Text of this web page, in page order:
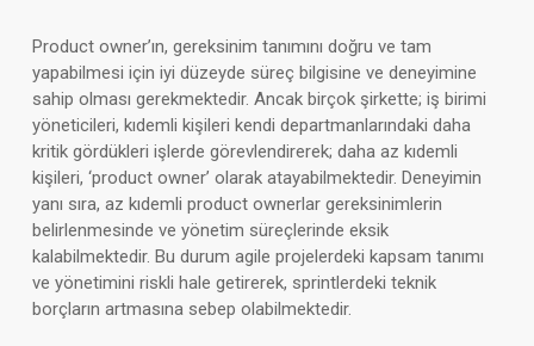
Product owner’ın, gereksinim tanımını doğru ve tam
yapabilmesi için iyi düzeyde süreç bilgisine ve deneyimine
sahip olması gerekmektedir. Ancak birçok şirkette; iş birimi
yöneticileri, kıdemli kişileri kendi departmanlarındaki daha
kritik gördükleri işlerde görevlendirerek; daha az kıdemli
kişileri, ‘product owner’ olarak atayabilmektedir. Deneyimin
yanı sıra, az kıdemli product ownerlar gereksinimlerin
belirlenmesinde ve yönetim süreçlerinde eksik
kalabilmektedir. Bu durum agile projelerdeki kapsam tanımı
ve yönetimini riskli hale getirerek, sprintlerdeki teknik
borçların artmasına sebep olabilmektedir.